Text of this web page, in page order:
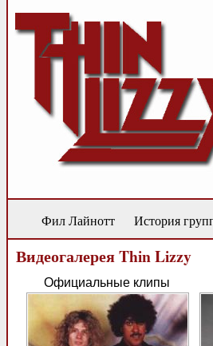
Фил Лайнотт История
Видеогалерея Thin Lizzy
Официальные клипы